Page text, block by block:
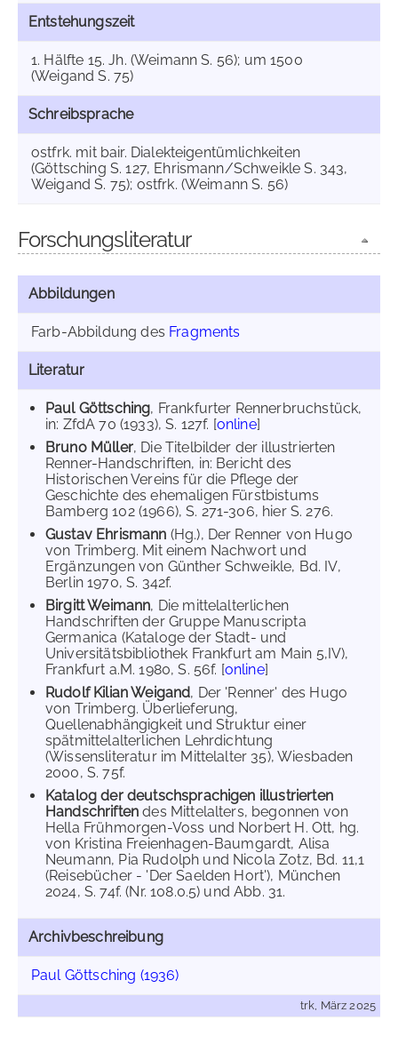
Entstehungszeit
1. Hälfte 15. Jh. (Weimann S. 56); um 1500
(Weigand S. 75)
Schreibsprache
ostfrk. mit bair. Dialekteigentümlichkeiten
(Göttsching S. 127, Ehrismann/Schweikle S. 343,
Weigand S. 75); ostfrk. (Weimann S. 56)
Forschungsliteratur
Abbildungen
Farb-Abbildung des Fragments
Literatur
Paul Göttsching, Frankfurter Rennerbruchstück,
in: ZfdA 70 (1933), S. 127f. [online]
Bruno Müller, Die Titelbilder der illustrierten
Renner-Handschriften, in: Bericht des
Historischen Vereins für die Pflege der
Geschichte des ehemaligen Fürstbistums
Bamberg 102 (1966), S. 271-306, hier S. 276.
Gustav Ehrismann (Hg.), Der Renner von Hugo
von Trimberg. Mit einem Nachwort und
Ergänzungen von Günther Schweikle, Bd. IV,
Berlin 1970, S. 342f.
Birgitt Weimann, Die mittelalterlichen
Handschriften der Gruppe Manuscripta
Germanica (Kataloge der Stadt- und
Universitätsbibliothek Frankfurt am Main 5,IV),
Frankfurt a.M. 1980, S. 56f. [online]
Rudolf Kilian Weigand, Der 'Renner' des Hugo
von Trimberg. Überlieferung,
Quellenabhängigkeit und Struktur einer
spätmittelalterlichen Lehrdichtung
(Wissensliteratur im Mittelalter 35), Wiesbaden
2000, S. 75f.
Katalog der deutschsprachigen illustrierten
Handschriften des Mittelalters, begonnen von
Hella Frühmorgen-Voss und Norbert H. Ott, hg.
von Kristina Freienhagen-Baumgardt, Alisa
Neumann, Pia Rudolph und Nicola Zotz, Bd. 11,1
(Reisebücher - 'Der Saelden Hort'), München
2024, S. 74f. (Nr. 108.0.5) und Abb. 31.
Archivbeschreibung
Paul Göttsching (1936)
trk, März 2025